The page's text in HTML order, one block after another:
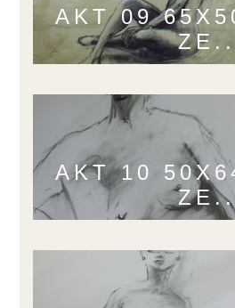
AKT 09
AKT 10